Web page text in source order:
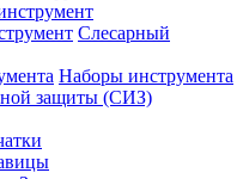
Слесарный
Наборы инструмента
защиты (СИЗ)